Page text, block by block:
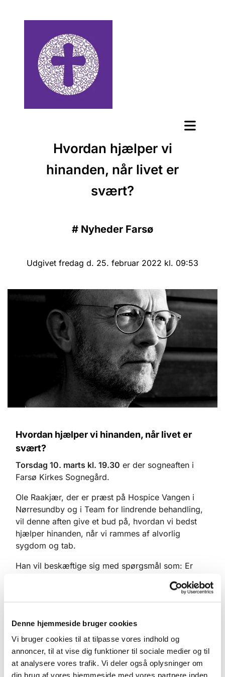
Denne hjemmeside bruger cookies
Vi bruger cookies til at tilpasse vores indhold og
annoncer, til at vise dig funktioner til sociale medier og til
at analysere vores trafik. Vi deler også oplysninger om
din brug af vores hjemmeside med vores partnere inden
Hvordan hjælper vi
hinanden, når livet er
svært?
# Nyheder Farsø
Udgivet fredag d. 25. februar 2022 kl. 09:53
Hvordan hjælper vi hinanden, når livet er
svært?
Torsdag 10. marts kl. 19.30 er der sogneaften i
Farsø Kirkes Sognegård.
Ole Raakjær, der er præst på Hospice Vangen i
Nørresundby og i Team for lindrende behandling,
vil denne aften give et bud på, hvordan vi bedst
hjælper hinanden, når vi rammes af alvorlig
sygdom og tab.
Han vil beskæftige sig med spørgsmål som: Er
utrøstelige? Hvad er mest hjælpsomt for den
sørgende? Hvordan bliver den svære samtale
Det er ikke ualmindeligt, at vi tror, at det at trøste
betyder at få den sørgende til at holde op med at
sørge. Men det har ikke meget med trøst at gøre.
Hvis man er ked af det, vred eller fortvivlet, så er